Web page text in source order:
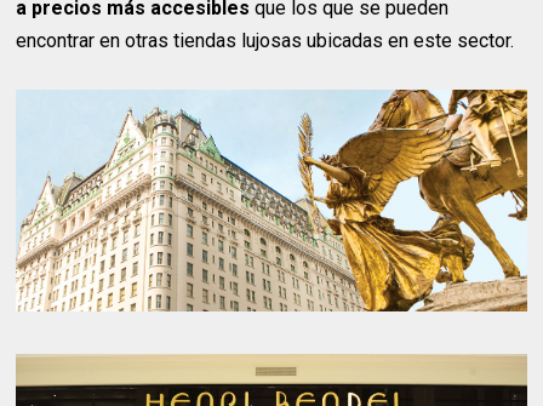
a precios más accesibles que los que se pueden
encontrar en otras tiendas lujosas ubicadas en este sector.